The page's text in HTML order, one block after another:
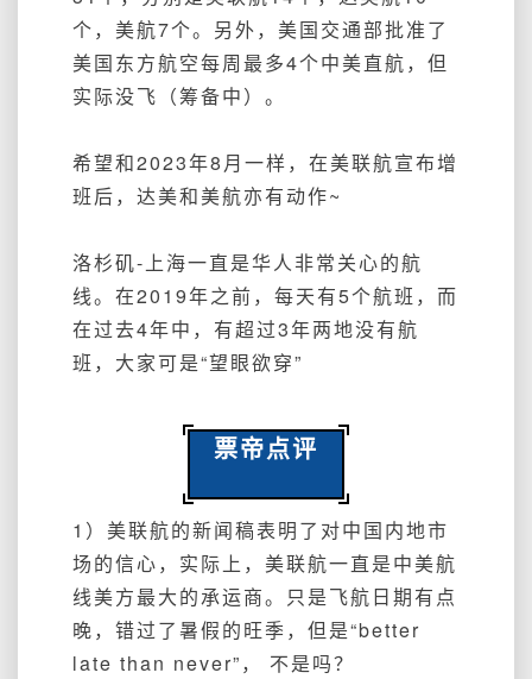
个，美航7个。 另外，美国交通部批准了
美国东方航空每周最多4个中美直航，但
实际没飞（筹备中）。
希望和2023年8月一样，在美联航宣布增
班后，达美和美航亦有动作~
洛杉矶-上海一直是华人非常关心的航
线。在2019年之前，每天有5个航班，而
在过去4年中，有超过3年两地没有航
班，大家可是“望眼欲穿”
票帝点评
1）美联航的新闻稿表明了对中国内地市
场的信心，实际上，美联航一直是中美航
线美方最大的承运商。只是飞航日期有点
晚，错过了暑假的旺季，但是“better
late than never”， 不是吗？